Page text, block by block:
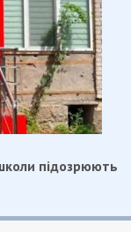
українці
страхової
електронну
Посвідчення
прийом до
з візою
медичне
днів умови